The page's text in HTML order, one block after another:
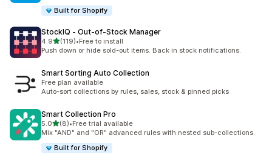
Built for Shopify
StockIQ ‑ Out‑of‑Stock Manager
4.9เต็ม 5 ดาว
(119)
ทั้งหมด 119 รีวิว
•Free to install
Push down or hide sold-out items. Back in stock notifications.
Smart Sorting Auto Collection
Free plan available
Auto-sort collections by rules, sales, stock & pinned picks
Smart Collection Pro
5.0เต็ม 5 ดาว
(8)
ทั้งหมด 8 รีวิว
•Free trial available
Mix "AND" and "OR" advanced rules with nested sub-collections.
Built for Shopify